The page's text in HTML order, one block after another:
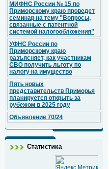
МИФНС России № 15 по
Приморскому краю проведет
семинар на тему "Вопросы,
связанные с патентной
системой налогообложения"
УФНС России по
Приморскому краю
разъясняет, как участникам
СВО получить льготу по
налогу на имущество
Пять новых
представительств Приморья
планируется открыть за
рубежом в 2025 году
Объявление 70/24
Статистика